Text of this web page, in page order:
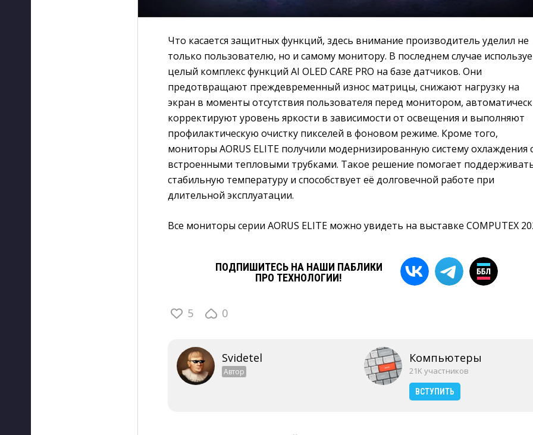
Что касается защитных функций, здесь внимание производитель уделил не
только пользователю, но и самому монитору. В последнем случае
целый комплекс функций AI OLED CARE PRO на базе датчиков. Они
предотвращают преждевременный износ матрицы, снижают нагрузку на
экран в моменты отсутствия пользователя перед монитором,
корректируют уровень яркости в зависимости от освещения и выполняют
профилактическую очистку пикселей в фоновом режиме. Кроме того,
мониторы AORUS ELITE получили модернизированную систему охлаждения
встроенными тепловыми трубками. Такое решение помогает
стабильную температуру и способствует её долговечной работе при
длительной эксплуатации.
Все мониторы серии AORUS ELITE можно увидеть на выставке COMPUTEX
ПОДПИШИТЕСЬ НА НАШИ ПАБЛИКИ
ПРО ТЕХНОЛОГИИ!
5 0
Svidetel
Автор
Компьютеры
21K участников
ВСТУПИТЬ